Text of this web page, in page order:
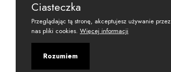
Ciasteczka
Przeglądając tą stronę, akceptujesz używanie przez
nas pliki cookies. Więcej informacji
Rozumiem